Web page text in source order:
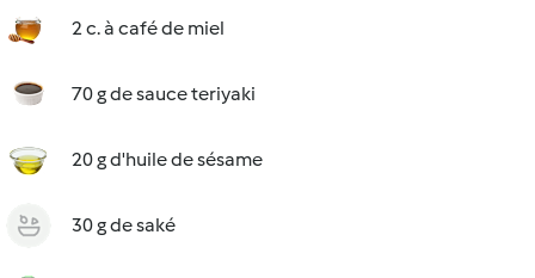
2 c. à café de miel
70 g de sauce teriyaki
20 g d'huile de sésame
30 g de saké